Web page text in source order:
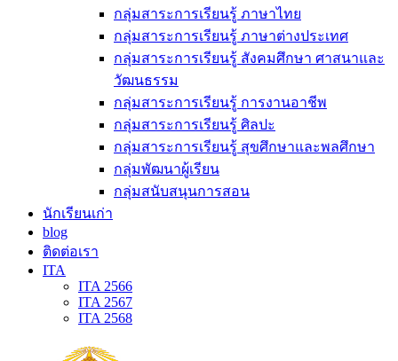
กลุ่มสาระการเรียนรู้ ภาษาไทย
กลุ่มสาระการเรียนรู้ ภาษาต่างประเทศ
กลุ่มสาระการเรียนรู้ สังคมศึกษา ศาสนาและ
วัฒนธรรม
กลุ่มสาระการเรียนรู้ การงานอาชีพ
กลุ่มสาระการเรียนรู้ ศิลปะ
กลุ่มสาระการเรียนรู้ สุขศึกษาและพลศึกษา
กลุ่มพัฒนาผู้เรียน
กลุ่มสนับสนุนการสอน
นักเรียนเก่า
blog
ติดต่อเรา
ITA
ITA 2566
ITA 2567
ITA 2568